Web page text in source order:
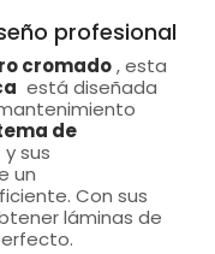
profesional
cromado, esta
está diseñada
de
y sus
un
Con sus
láminas de